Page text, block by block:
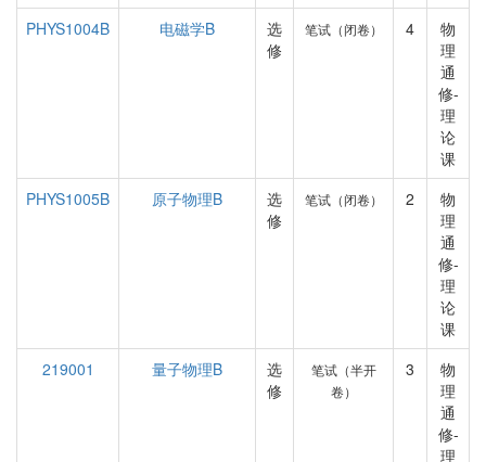
PHYS1004B
电磁学B
选
修
笔试（闭卷） 4
物
理
通
修-
理
论
课
PHYS1005B
原子物理B
选
修
笔试（闭卷） 2
物
理
通
修-
理
论
课
219001
量子物理B
选
修
笔试（半开
卷）
3
物
理
通
修-
理